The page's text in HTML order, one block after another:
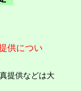
供につい
提供などは大